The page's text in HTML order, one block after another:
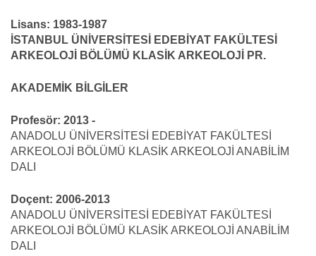
Lisans: 1983-1987
İSTANBUL ÜNİVERSİTESİ EDEBİYAT FAKÜLTESİ
ARKEOLOJİ BÖLÜMÜ KLASİK ARKEOLOJİ PR.
AKADEMİK BİLGİLER
Profesör: 2013 -
ANADOLU ÜNİVERSİTESİ EDEBİYAT FAKÜLTESİ
ARKEOLOJİ BÖLÜMÜ KLASİK ARKEOLOJİ ANABİLİM
DALI
Doçent: 2006-2013
ANADOLU ÜNİVERSİTESİ EDEBİYAT FAKÜLTESİ
ARKEOLOJİ BÖLÜMÜ KLASİK ARKEOLOJİ ANABİLİM
DALI